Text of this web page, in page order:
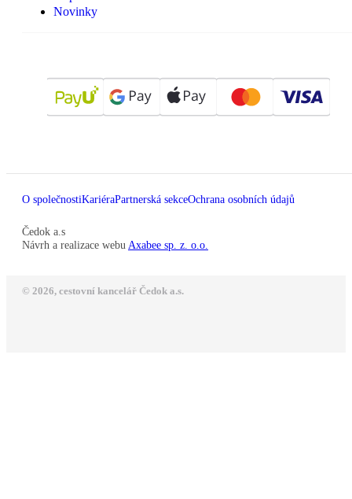
Novinky
O společnostiKariéraPartnerská sekceOchrana osobních údajů
Čedok a.s
Návrh a realizace webu Axabee sp. z. o.o.
© 2026, cestovní kancelář Čedok a.s.